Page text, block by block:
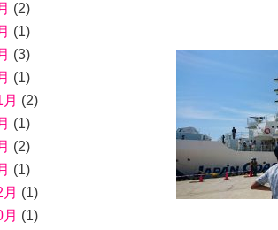
(2)
(1)
(3)
(1)
(2)
(1)
(2)
(1)
(1)
(1)